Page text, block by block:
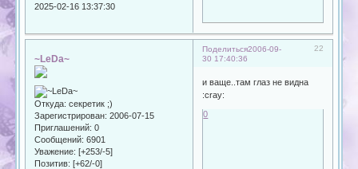
2025-02-16 13:37:30
Поделиться 22
2006-09-
30 17:40:36
~LeDa~
Откуда: секретик ;)
Зарегистрирован: 2006-07-15
Приглашений: 0
Сообщений: 6901
Уважение: [+253/-5]
Позитив: [+62/-0]
и ваще..там глаз не видна
:cray:
0